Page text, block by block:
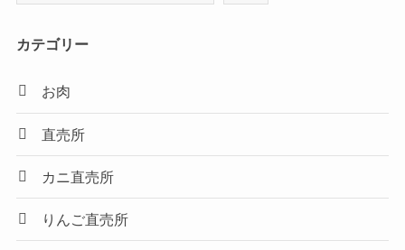
カテゴリー
お肉
直売所
カニ直売所
りんご直売所